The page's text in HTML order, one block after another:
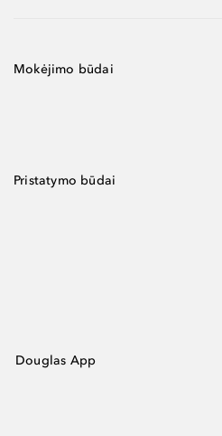
Mokėjimo būdai
Pristatymo būdai
Douglas App